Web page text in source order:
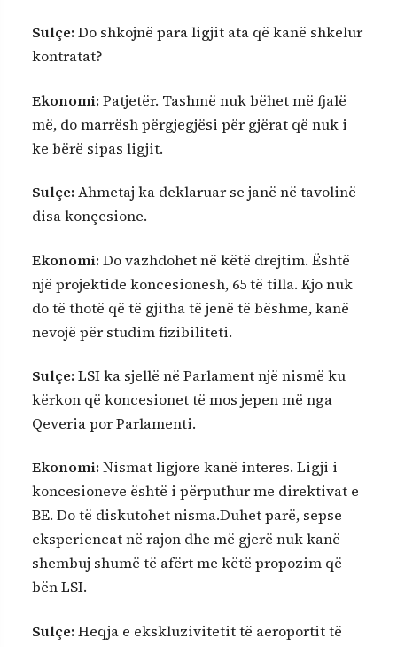
Sulçe: Do shkojnë para ligjit ata që kanë shkelur
kontratat?
Ekonomi: Patjetër. Tashmë nuk bëhet më fjalë
më, do marrësh përgjegjësi për gjërat që nuk i
ke bërë sipas ligjit.
Sulçe: Ahmetaj ka deklaruar se janë në tavolinë
disa konçesione.
Ekonomi: Do vazhdohet në këtë drejtim. Është
një projektide koncesionesh, 65 të tilla. Kjo nuk
do të thotë që të gjitha të jenë të bëshme, kanë
nevojë për studim fizibiliteti.
Sulçe: LSI ka sjellë në Parlament një nismë ku
kërkon që koncesionet të mos jepen më nga
Qeveria por Parlamenti.
Ekonomi: Nismat ligjore kanë interes. Ligji i
koncesioneve është i përputhur me direktivat e
BE. Do të diskutohet nisma.Duhet parë, sepse
eksperiencat në rajon dhe më gjerë nuk kanë
shembuj shumë të afërt me këtë propozim që
bën LSI.
Sulçe: Heqja e ekskluzivitetit të aeroportit të